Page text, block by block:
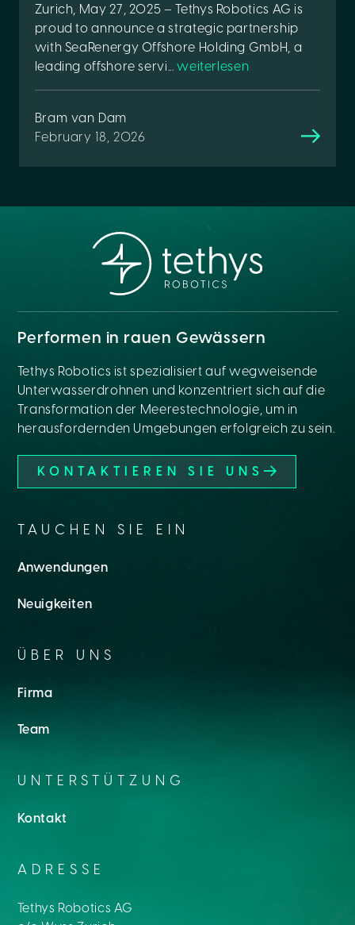
Zurich, May 27, 2025 – Tethys Robotics AG is
proud to announce a strategic partnership
with SeaRenergy Offshore Holding GmbH, a
leading offshore servi...weiterlesen
Bram van Dam
February 18, 2026
Performen in rauen Gewässern
Tethys Robotics ist spezialisiert auf wegweisende
Unterwasserdrohnen und konzentriert sich auf die
Transformation der Meerestechnologie, um in
herausfordernden Umgebungen erfolgreich zu sein.
KONTAKTIEREN SIE UNS
TAUCHEN SIE EIN
Anwendungen
Neuigkeiten
ÜBER UNS
Firma
Team
UNTERSTÜTZUNG
Kontakt
ADRESSE
Tethys Robotics AG